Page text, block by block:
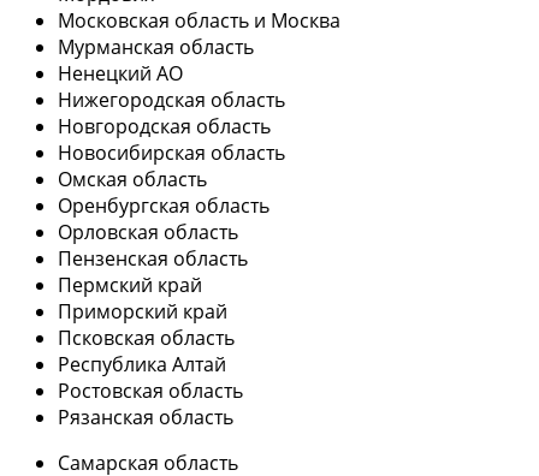
Московская область и Москва
Мурманская область
Ненецкий АО
Нижегородская область
Новгородская область
Новосибирская область
Омская область
Оренбургская область
Орловская область
Пензенская область
Пермский край
Приморский край
Псковская область
Республика Алтай
Ростовская область
Рязанская область
Самарская область